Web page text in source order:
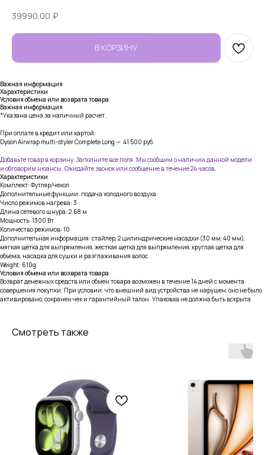
39990.00 ₽
В КОРЗИНУ
Важная информация
Характеристики
Условия обмена или возврата товара
Важная информация
*Указана цена за наличный расчет.
При оплате в кредит или картой:
Dyson Airwrap multi-styler Complete Long — 41 500 руб.
Добавьте товар в корзину. Заполните все поля. Мы сообщим о наличии данной модели
и обговорим нюансы. Ожидайте звонок или сообщение в течение 24 часов.
Характеристики
Комплект: Футляр/чехол
Дополнительные функции: подача холодного воздуха
Число режимов нагрева: 3
Длина сетевого шнура: 2.68 м
Мощность: 1300 Вт
Количество режимов: 10
Дополнительная информация: стайлер, 2 цилиндрические насадки (30 мм, 40 мм),
мягкая щётка для выпрямления, жесткая щетка для выпрямления, круглая щетка для
объема, насадка для сушки и разглаживания волос
Weight: 610g
Условия обмена или возврата товара
Возврат денежных средств или обмен товара возможен в течение 14 дней с момента
совершения покупки. При условии: что внешний вид устройства не нарушен, оно не было
активировано, сохранен чек и гарантийный талон. Упаковка не должна быть вскрыта
Смотреть также
Услуги
Trade-in
Каталог
тел: 8-914-926-96-10